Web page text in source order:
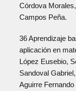
Córdova
Campos Peña.
36 Aprendizaje
aplicación en
López Eusebio,
Sandoval
Aguirre Fernando